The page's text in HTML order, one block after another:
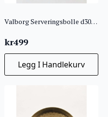
Valborg Serveringsbolle d30 sand
kr499
Legg I Handlekurv